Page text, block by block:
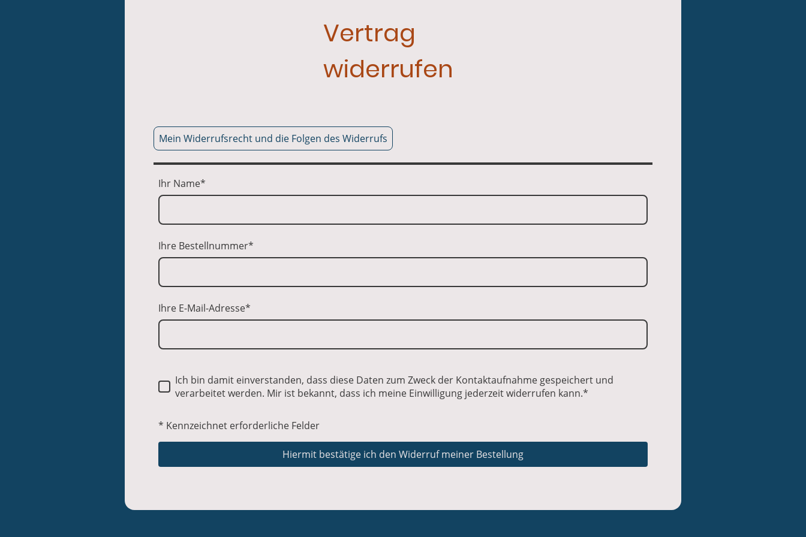
Vertrag
widerrufen
Mein Widerrufsrecht und die Folgen des Widerrufs
Ihr Name*
Ihre Bestellnummer*
Ihre E-Mail-Adresse*
Ich bin damit einverstanden, dass diese Daten zum Zweck der Kontaktaufnahme gespeichert und
verarbeitet werden. Mir ist bekannt, dass ich meine Einwilligung jederzeit widerrufen kann.*
* Kennzeichnet erforderliche Felder
Hiermit bestätige ich den Widerruf meiner Bestellung